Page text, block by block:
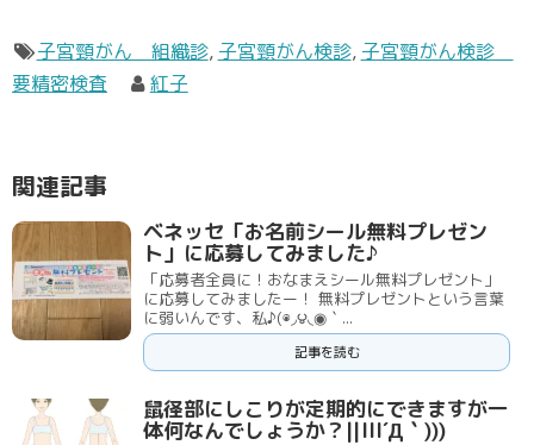
子宮頸がん 組織診, 子宮頸がん検診, 子宮頸がん検診
要精密検査
紅子
関連記事
ベネッセ「お名前シール無料プレゼン
ト」に応募してみました♪
「応募者全員に！おなまえシール無料プレゼント」
に応募してみましたー！ 無料プレゼントという言葉
に弱いんです、私♪(◉◞౪◟◉｀...
記事を読む
鼠径部にしこりが定期的にできますが一
体何なんでしょうか？||lll´Д｀)))